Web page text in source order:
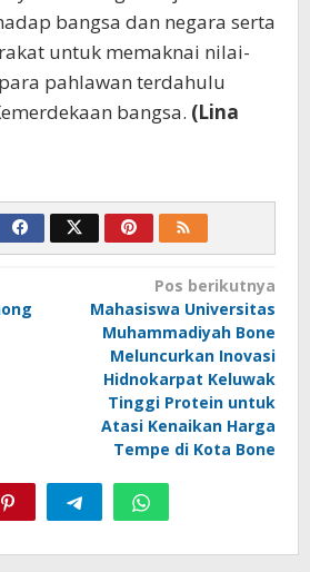
bangsa dan negara serta
untuk memaknai nilai-
pahlawan terdahulu
bangsa. (Lina
Pos berikutnya
Mahasiswa Universitas
Muhammadiyah Bone
Meluncurkan Inovasi
Hidnokarpat Keluwak
Tinggi Protein untuk
Atasi Kenaikan Harga
Tempe di Kota Bone